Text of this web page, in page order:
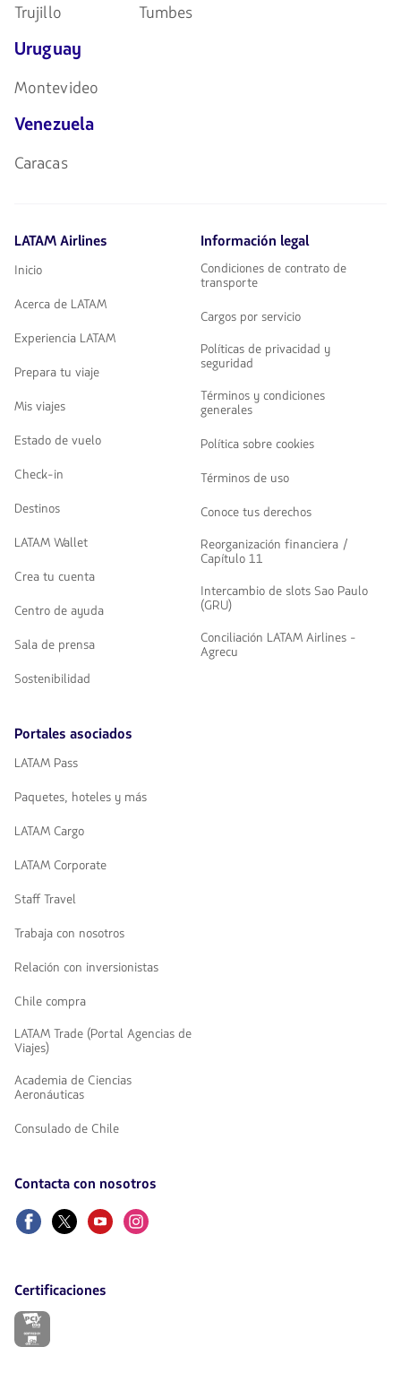
Trujillo
Tumbes
Uruguay
Montevideo
Venezuela
Caracas
LATAM Airlines
Inicio
Acerca de LATAM
Experiencia LATAM
Prepara tu viaje
Mis viajes
Estado de vuelo
Check-in
Destinos
LATAM Wallet
Crea tu cuenta
Centro de ayuda
Sala de prensa
Sostenibilidad
Información legal
Condiciones de contrato de
transporte
Cargos por servicio
Políticas de privacidad y
seguridad
Términos y condiciones
generales
Política sobre cookies
Términos de uso
Conoce tus derechos
Reorganización financiera /
Capítulo 11
Intercambio de slots Sao Paulo
(GRU)
Conciliación LATAM Airlines -
Agrecu
Portales asociados
LATAM Pass
Paquetes, hoteles y más
LATAM Cargo
LATAM Corporate
Staff Travel
Trabaja con nosotros
Relación con inversionistas
Chile compra
LATAM Trade (Portal Agencias de
Viajes)
Academia de Ciencias
Aeronáuticas
Consulado de Chile
Contacta con nosotros
FacebookTwitterYoutubeInstagram
Certificaciones
El